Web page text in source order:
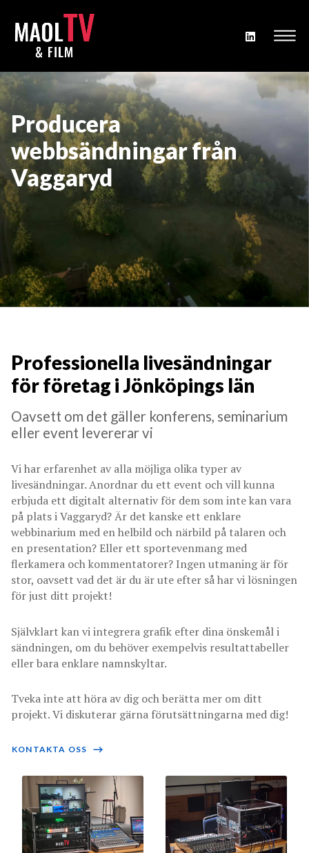
Producera
webbsändningar från
Vaggaryd
Professionella livesändningar
för företag i Jönköpings län
Oavsett om det gäller konferens, seminarium
eller event levererar vi
Vi har erfarenhet av alla möjliga olika typer av
livesändningar. Anordnar du ett event och vill kunna
erbjuda ett digitalt alternativ för dem som inte kan vara
på plats i Vaggaryd? Är det kanske ett enklare
webbinarium med en helbild och närbild på talaren och
en presentation? Eller ett sportevenmang med
flerkamera och kommentatorer? Ingen utmaning är för
stor, oavsett vad det är du är ute efter så har vi lösningen
för just ditt projekt!
Självklart kan vi integrera grafik efter dina önskemål i
sändningen, om du behöver exempelvis resultattabeller
eller bara enklare namnskyltar.
Tveka inte att höra av dig och berätta mer om ditt
projekt. Vi diskuterar gärna förutsättningarna med dig!
KONTAKTA OSS ⟶